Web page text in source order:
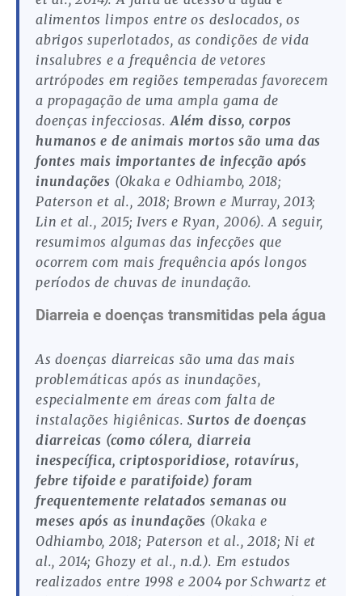
alimentos limpos entre os deslocados, os
abrigos superlotados, as condições de vida
insalubres e a frequência de vetores
artrópodes em regiões temperadas favorecem
a propagação de uma ampla gama de
doenças infecciosas.Além disso, corpos
humanos e de animais mortos são uma das
fontes mais importantes de infecção após
inundações (Okaka e Odhiambo, 2018;
Paterson et al., 2018; Brown e Murray, 2013;
Lin et al., 2015; Ivers e Ryan, 2006). A seguir,
resumimos algumas das infecções que
ocorrem com mais frequência após longos
períodos de chuvas de inundação.
Diarreia e doenças transmitidas pela água
As doenças diarreicas são uma das mais
problemáticas após as inundações,
especialmente em áreas com falta de
instalações higiênicas.Surtos de doenças
diarreicas (como cólera, diarreia
inespecífica, criptosporidiose, rotavírus,
febre tifoide e paratifoide) foram
frequentemente relatados semanas ou
meses após as inundações (Okaka e
Odhiambo, 2018; Paterson et al., 2018; Ni et
al., 2014; Ghozy et al., n.d.). Em estudos
realizados entre 1998 e 2004 por Schwartz et